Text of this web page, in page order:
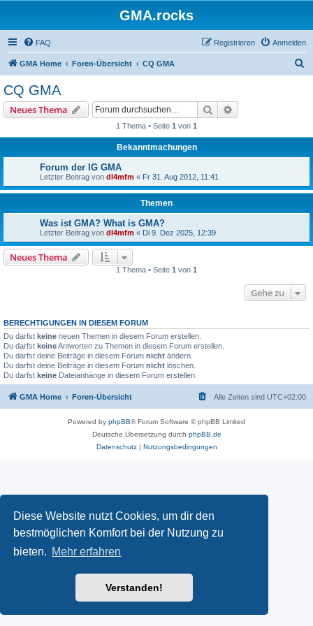
Diese Website nutzt Cookies, um dir den
bestmöglichen Komfort bei der Nutzung zu
bieten. Mehr erfahren
Verstanden!
GMA.rocks
FAQ Anmelden
Registrieren
GMA Home Foren-Übersicht CQ GMA
CQ GMA
Neues Thema Suche
1 Thema • Seite 1 von 1
Bekanntmachungen
Forum der IG GMA
Letzter Beitrag von dl4mfm « Fr 31. Aug 2012, 11:41
Themen
Was ist GMA? What is GMA?
Letzter Beitrag von dl4mfm « Di 9. Dez 2025, 12:39
Neues Thema
1 Thema • Seite 1 von 1
Gehe zu
BERECHTIGUNGEN IN DIESEM FORUM
Du darfst keine neuen Themen in diesem Forum erstellen.
Du darfst keineAntworten zu Themen in diesem Forum erstellen.
Du darfst deine Beiträge in diesem Forum nicht ändern.
Du darfst deine Beiträge in diesem Forum nicht löschen.
Du darfst keine Dateianhänge in diesem Forum erstellen.
GMA Home Foren-Übersicht Alle Zeiten sind UTC+02:00
Powered by phpBB® Forum Software © phpBB Limited
Deutsche Übersetzung durch phpBB.de
Datenschutz| Nutzungsbedingungen